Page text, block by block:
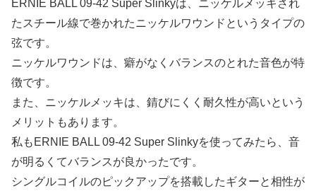
ERNIE BALL 09-42 Super Slinkyは、ニッケルメッキされ
たスチール線で巻かれたニッケルワウンドというタイプの
弦です。
ニッケルワウンドは、癖がなくバランスのとれた音色が特
徴です。
また、ニッケルメッキは、錆びにくく耐久性が高いという
メリットもあります。
私もERNIE BALL 09-42 Super Slinkyを使ってみたら、音
が明るくてバランスが良かったです。
シングルコイルのピックアップを搭載したギターと相性が